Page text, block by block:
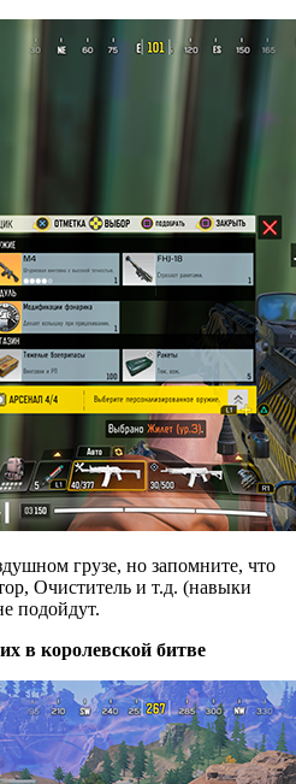
грузе, но запомните, что
Очиститель и т.д. (навыки
подойдут.
в королевской битве